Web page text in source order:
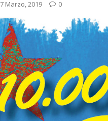
7 Marzo, 2019 0